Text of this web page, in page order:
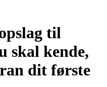
til
skal kende,
dit første